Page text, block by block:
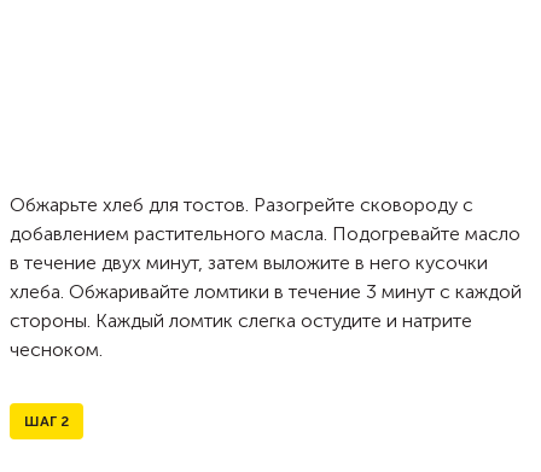
Обжарьте хлеб для тостов. Разогрейте сковороду с
добавлением растительного масла. Подогревайте масло
в течение двух минут, затем выложите в него кусочки
хлеба. Обжаривайте ломтики в течение 3 минут с каждой
стороны. Каждый ломтик слегка остудите и натрите
чесноком.
ШАГ 2